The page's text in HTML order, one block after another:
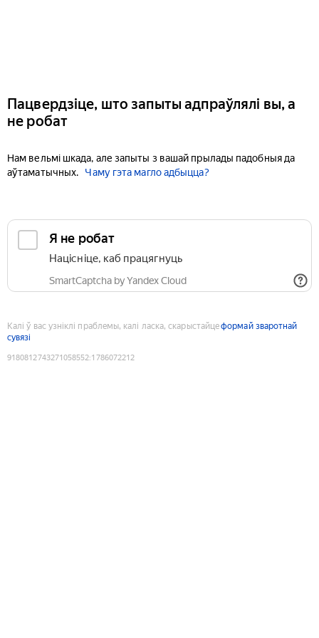
Пацвердзіце, што запыты адпраўлялі вы, а
не робат
Нам вельмі шкада, але запыты з вашай прылады падобныя да
аўтаматычных.
Чаму гэта магло адбыцца?
Я не робат
Націсніце, каб працягнуць
SmartCaptcha by Yandex Cloud
Калі ў вас узніклі праблемы, калі ласка, скарыстайцеформай зваротнай
сувязі
9180812743271058552:1786072212